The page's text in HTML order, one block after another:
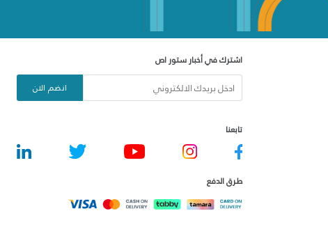
اشترك في أخبار ستور اص
انضم الان
تابعنا
طرق الدفع